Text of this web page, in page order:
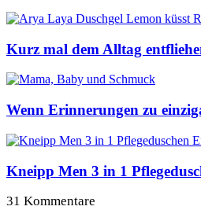
Kurz mal dem Alltag
Wenn Erinnerungen zu
Kneipp Men 3 in 1
31 Kommentare